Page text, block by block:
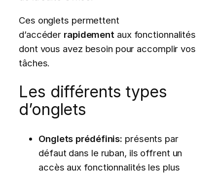
Ces onglets permettent
d’accéder rapidement aux fonctionnalités
dont vous avez besoin pour accomplir vos
tâches.
Les différents types
d’onglets
Onglets prédéfinis: présents par
défaut dans le ruban, ils offrent un
accès aux fonctionnalités les plus